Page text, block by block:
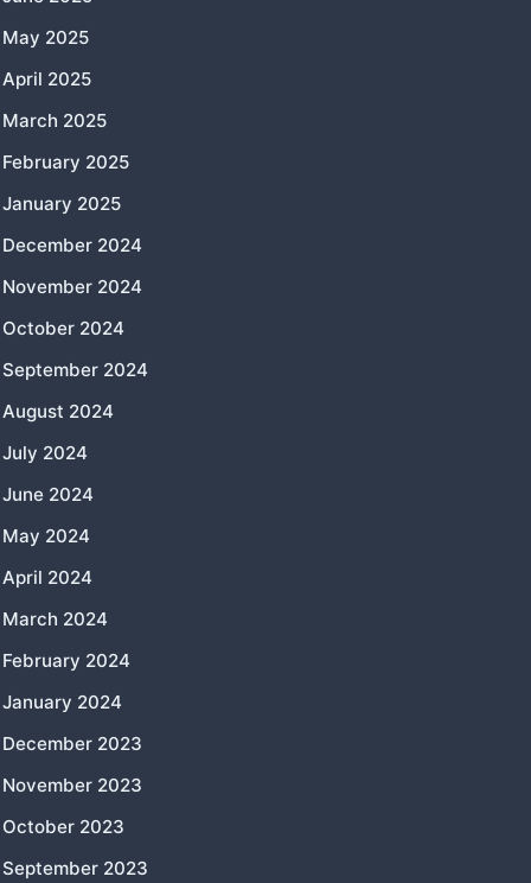
May 2025
April 2025
March 2025
February 2025
January 2025
December 2024
November 2024
October 2024
September 2024
August 2024
July 2024
June 2024
May 2024
April 2024
March 2024
February 2024
January 2024
December 2023
November 2023
October 2023
September 2023